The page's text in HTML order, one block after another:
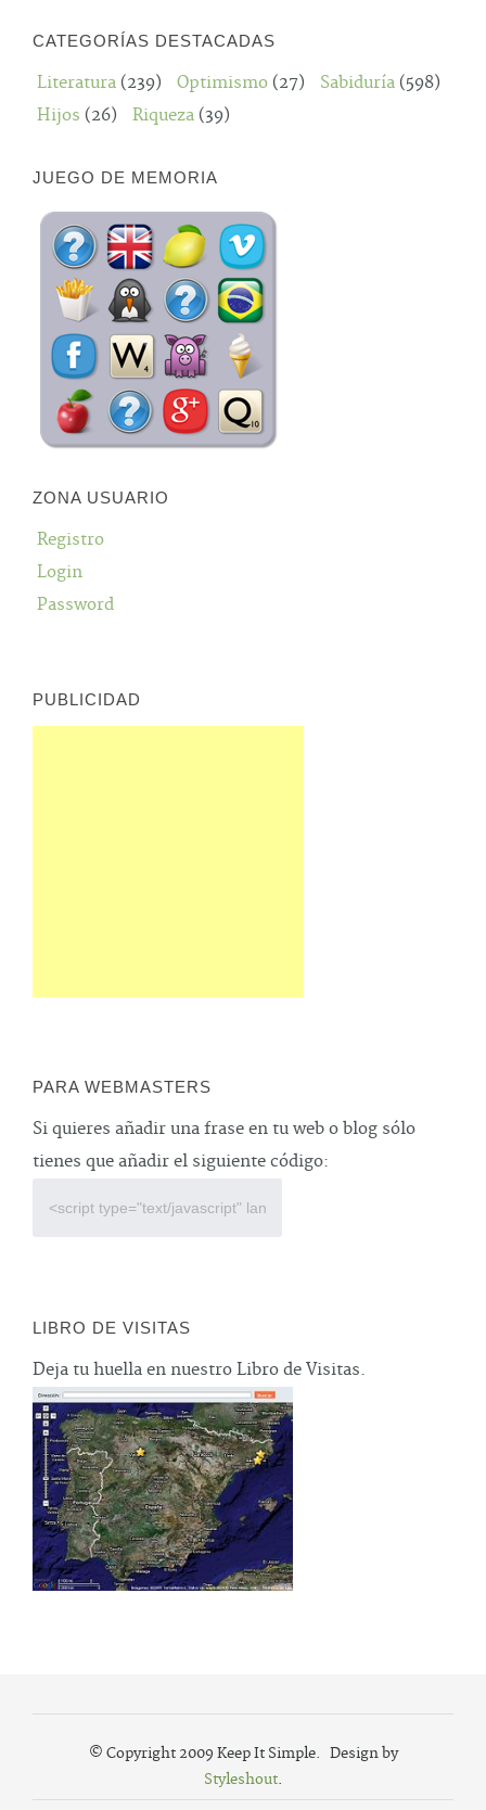
CATEGORÍAS DESTACADAS
Literatura (239) Optimismo (27) Sabiduría (598)
Hijos (26) Riqueza (39)
JUEGO DE MEMORIA
ZONA USUARIO
Registro
Login
Password
PUBLICIDAD
PARA WEBMASTERS
Si quieres añadir una frase en tu web o blog sólo
tienes que añadir el siguiente código:
LIBRO DE VISITAS
Deja tu huella en nuestro Libro de Visitas.
© Copyright 2009 Keep It Simple. Design by
Styleshout.